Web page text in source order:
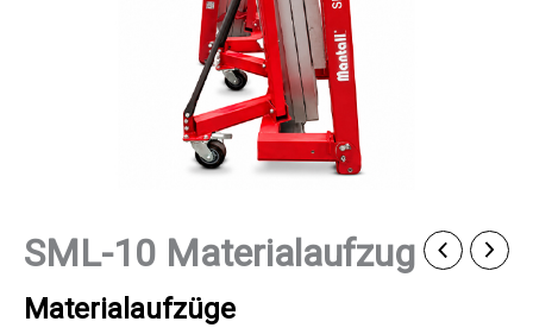
SML-10 Materialaufzug
Materialaufzüge